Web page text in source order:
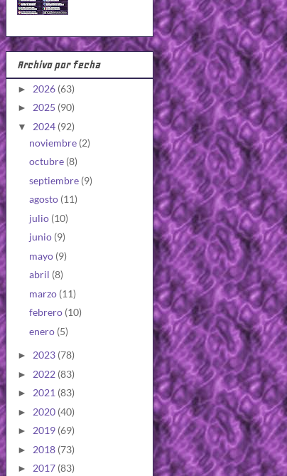
Archivo por fecha
► 2026 (63)
► 2025 (90)
▼ 2024 (92)
noviembre (2)
octubre (8)
septiembre (9)
agosto (11)
julio (10)
junio (9)
mayo (9)
abril (8)
marzo (11)
febrero (10)
enero (5)
► 2023 (78)
► 2022 (83)
► 2021 (83)
► 2020 (40)
► 2019 (69)
► 2018 (73)
► 2017 (83)